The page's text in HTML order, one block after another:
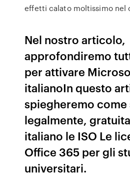
effetti calato moltissimo nel
Nel nostro articolo,
approfondiremo
per attivare
italianoIn questo
spiegheremo
legalmente,
italiano le ISO Le
Office 365 per gli
universitari.